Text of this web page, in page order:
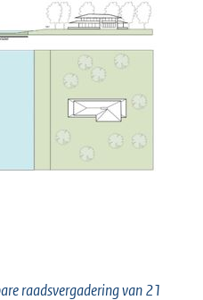
raadsvergadering van 21